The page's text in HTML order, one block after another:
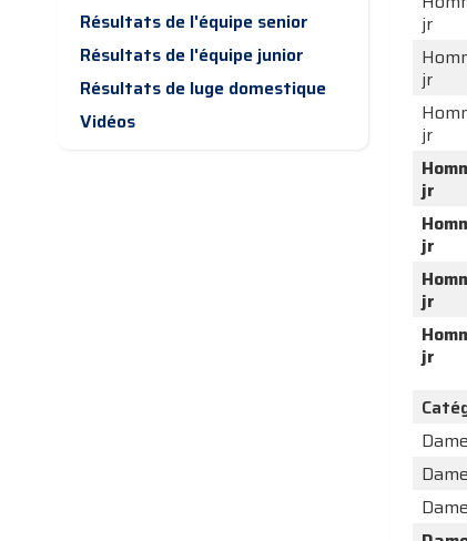
Résultats de l'équipe senior
Résultats de l'équipe junior
Résultats de luge domestique
Vidéos
jr
jr
jr
jr
jr
jr
jr